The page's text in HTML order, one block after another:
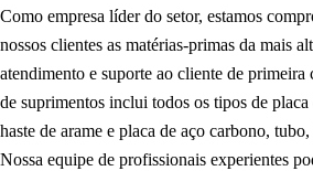
Como empresa líder do setor, estamos
nossos clientes as matérias-primas da mais
atendimento e suporte ao cliente de primeira
de suprimentos inclui todos os tipos de
haste de arame e placa de aço carbono,
Nossa equipe de profissionais experientes